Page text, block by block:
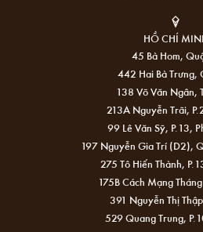
HỒ CHÍ
45 Bà Hom,
442 Hai Bà Trưng,
138 Võ Văn Ngân,
213A Nguyễn Trãi,
99 Lê Văn Sỹ, P.13,
197 Nguyễn Gia Trí (D2),
275 Tô Hiến Thành,
175B Cách Mạng
391 Nguyễn Thị
529 Quang Trung,